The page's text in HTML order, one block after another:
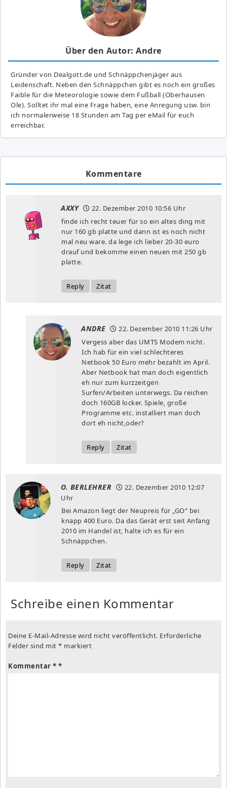
Über den Autor: Andre
Gründer von Dealgott.de und Schnäppchenjäger aus
Leidenschaft. Neben den Schnäppchen gibt es noch ein großes
Fai­ble für die Meteorologie sowie dem Fußball (Oberhausen
Ole). Solltet ihr mal eine Frage haben, eine Anregung usw. bin
ich normalerweise 18 Stunden am Tag per eMail für euch
erreichbar.
Kommentare
AXXY 22. Dezember 2010 10:56 Uhr
finde ich recht teuer für so ein altes ding mit
nur 160 gb platte und dann ist es noch nicht
mal neu ware. da lege ich lieber 20-30 euro
drauf und bekomme einen neuen mit 250 gb
platte.
Reply Zitat
ANDRE 22. Dezember 2010 11:26 Uhr
Vergess aber das UMTS Modem nicht.
Ich hab für ein viel schlechteres
Netbook 50 Euro mehr bezahlt im April.
Aber Netbook hat man doch eigentlich
eh nur zum kurzzeitgen
Surfen/Arbeiten unterwegs. Da reichen
doch 160GB locker. Spiele, große
Programme etc. installiert man doch
dort eh nicht,oder?
Reply Zitat
O. BERLEHRER 22. Dezember 2010 12:07
Uhr
Bei Amazon liegt der Neupreis für „GO“ bei
knapp 400 Euro. Da das Gerät erst seit Anfang
2010 im Handel ist, halte ich es für ein
Schnäppchen.
Reply Zitat
Schreibe einen Kommentar
Deine E-Mail-Adresse wird nicht veröffentlicht. Erforderliche
Felder sind mit * markiert
Kommentar *